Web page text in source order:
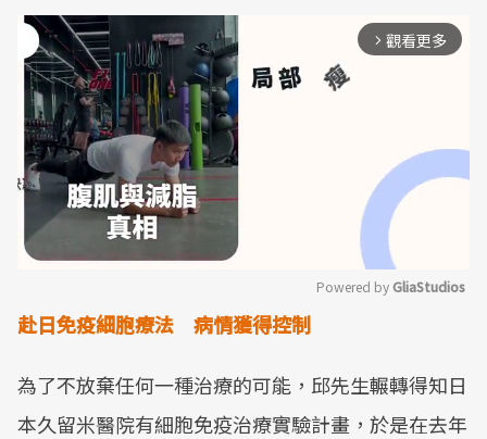
arrow_forward_ios 觀看更多
Powered by GliaStudios
赴日免疫細胞療法 病情獲得控制
為了不放棄任何一種治療的可能，邱先生輾轉得知日
本久留米醫院有細胞免疫治療實驗計畫，於是在去年